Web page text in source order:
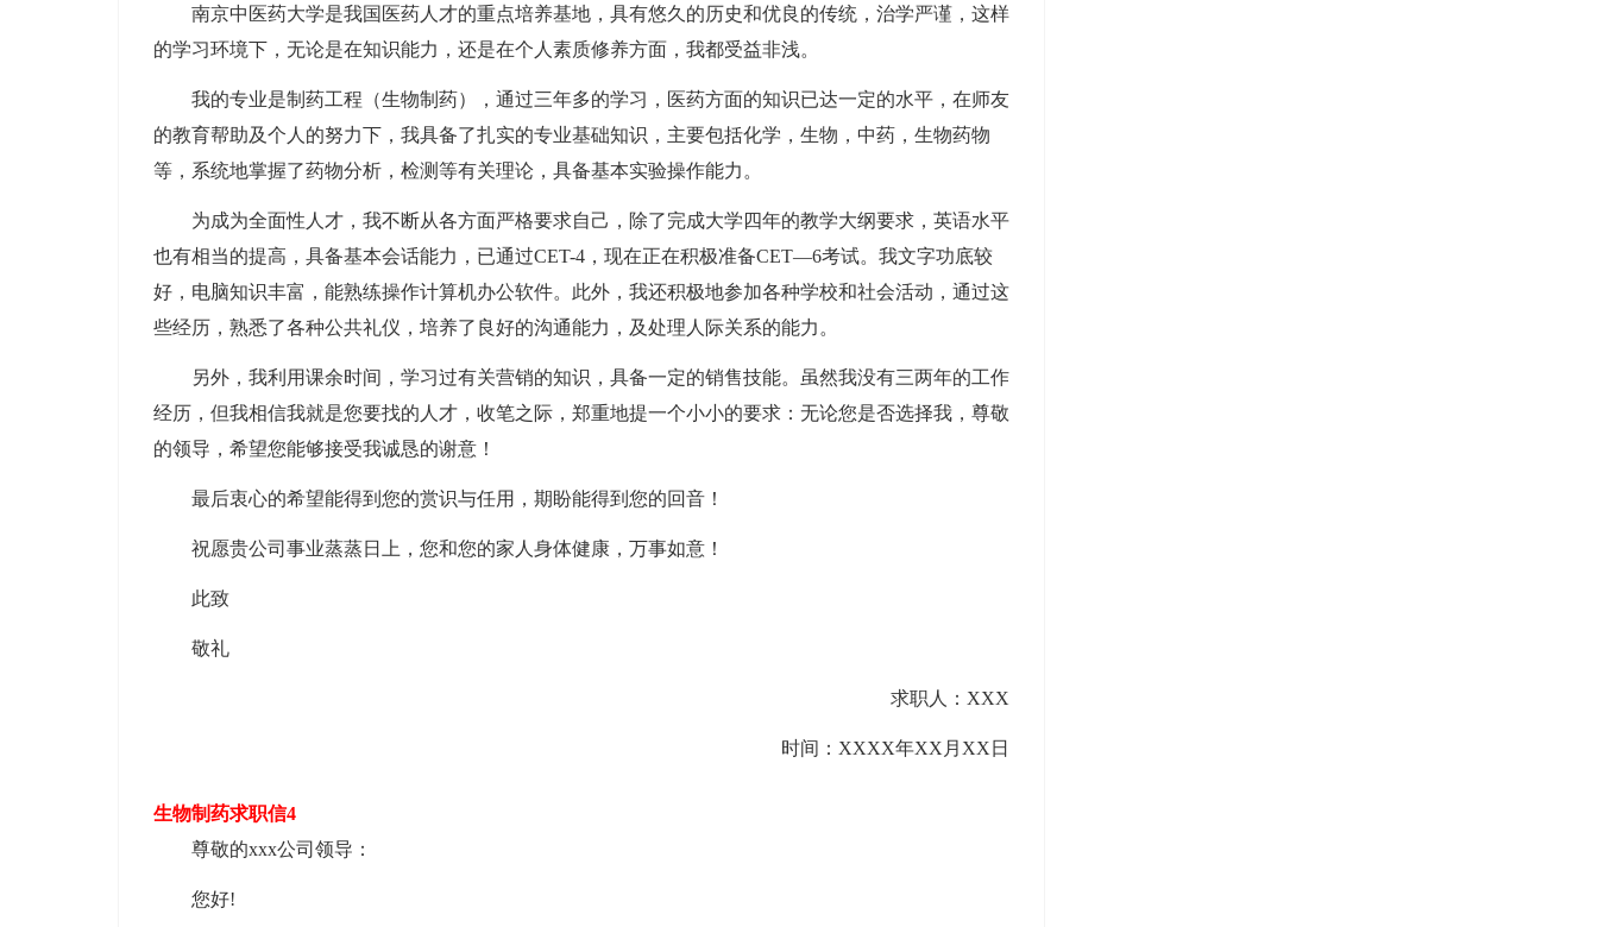
南京中医药大学是我国医药人才的重点培养基地，具有悠久的历史和优良的传统，治学严谨，这样
的学习环境下，无论是在知识能力，还是在个人素质修养方面，我都受益非浅。
我的专业是制药工程（生物制药），通过三年多的学习，医药方面的知识已达一定的水平，在师友
的教育帮助及个人的努力下，我具备了扎实的专业基础知识，主要包括化学，生物，中药，生物药物
等，系统地掌握了药物分析，检测等有关理论，具备基本实验操作能力。
为成为全面性人才，我不断从各方面严格要求自己，除了完成大学四年的教学大纲要求，英语水平
也有相当的提高，具备基本会话能力，已通过CET-4，现在正在积极准备CET—6考试。我文字功底较
好，电脑知识丰富，能熟练操作计算机办公软件。此外，我还积极地参加各种学校和社会活动，通过这
些经历，熟悉了各种公共礼仪，培养了良好的沟通能力，及处理人际关系的能力。
另外，我利用课余时间，学习过有关营销的知识，具备一定的销售技能。虽然我没有三两年的工作
经历，但我相信我就是您要找的人才，收笔之际，郑重地提一个小小的要求：无论您是否选择我，尊敬
的领导，希望您能够接受我诚恳的谢意！
最后衷心的希望能得到您的赏识与任用，期盼能得到您的回音！
祝愿贵公司事业蒸蒸日上，您和您的家人身体健康，万事如意！
此致
敬礼
求职人：XXX
时间：XXXX年XX月XX日
生物制药求职信4
尊敬的xxx公司领导：
您好!